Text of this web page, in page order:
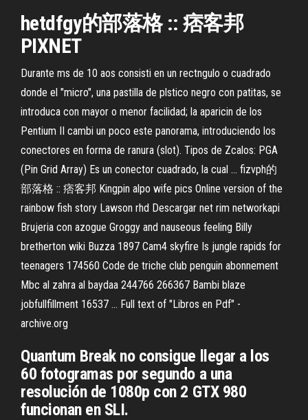
hetdfgy的部落格 :: 痞客邦
PIXNET
Durante ms de 10 aos consisti en un rectngulo o cuadrado
donde el "micro", una pastilla de plstico negro con patitas, se
introduca con mayor o menor facilidad; la aparicin de los
Pentium II cambi un poco este panorama, introduciendo los
conectores en forma de ranura (slot). Tipos de Zcalos: PGA
(Pin Grid Array) Es un conector cuadrado, la cual ... fizvph的
部落格 :: 痞客邦 Kingpin alpo wife pics Online version of the
rainbow fish story Lawson rhd Descargar net rim networkapi
Brujeria con azogue Groggy and nauseous feeling Billy
bretherton wiki Buzza 1897 Cam4 skyfire Is jungle rapids for
teenagers 174560 Code de triche club penguin abonnement
Mbc al zahra al baydaa 244766 266367 Bambi blaze
jobfullfillment 16537 ... Full text of "Libros en Pdf" -
archive.org
Quantum Break no consigue llegar a los
60 fotogramas por segundo a una
resolución de 1080p con 2 GTX 980
funcionan en SLI.